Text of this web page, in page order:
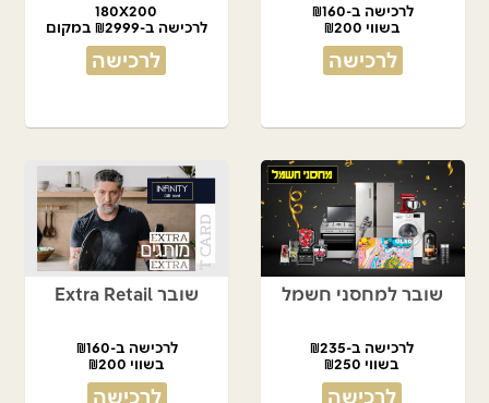
לרכישה ב-₪160
בשווי ₪200
לרכישה
180X200
לרכישה ב-₪2999 במקום
₪7,490
לרכישה
שובר למחסני חשמל
לרכישה ב-₪235
בשווי ₪250
לרכישה
שובר Extra Retail
לרכישה ב-₪160
בשווי ₪200
לרכישה